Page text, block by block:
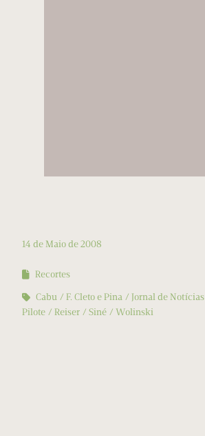
14 de Maio de 2008
Recortes
Cabu
F. Cleto e Pina Jornal de Notícias
Pilote
Reiser Siné Wolinski